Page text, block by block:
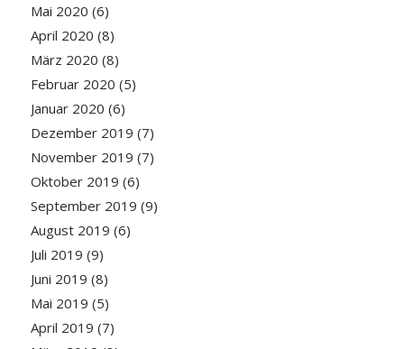
Mai 2020 (6)
April 2020 (8)
März 2020 (8)
Februar 2020 (5)
Januar 2020 (6)
Dezember 2019 (7)
November 2019 (7)
Oktober 2019 (6)
September 2019 (9)
August 2019 (6)
Juli 2019 (9)
Juni 2019 (8)
Mai 2019 (5)
April 2019 (7)